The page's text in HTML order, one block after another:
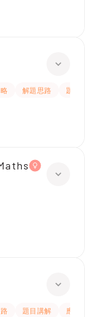
解題思路
題目講解
題目講解
應試策略